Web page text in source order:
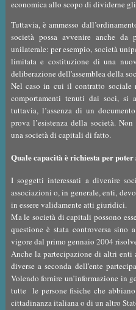
economica allo scopo di dividerne
Tuttavia, è ammesso
società possa avvenire anche
unilaterale: per esempio, società
limitata e costituzione di una
deliberazione dell'assemblea della
Nel caso in cui il contratto sociale
comportamenti tenuti dai soci, si
tuttavia, l’assenza di un
prova l’esistenza della società.
una società di capitali di fatto.
Quale capacità è richiesta per
I soggetti interessati a divenire
associazioni o, in generale, enti,
in essere validamente atti giuridici.
Ma le società di capitali possono
questione è stata controversa
vigore dal primo gennaio 2004
Anche la partecipazione di altri
diverse a seconda dell'ente
Volendo fornire un’informazione in
tutte le persone fisiche che
cittadinanza italiana o di un altro